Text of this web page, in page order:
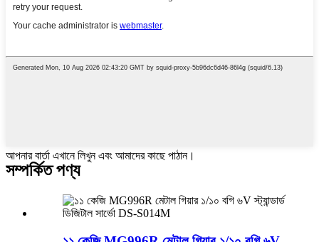
আপনার বার্তা এখানে লিখুন এবং আমাদের কাছে পাঠান।
সম্পর্কিত পণ্য